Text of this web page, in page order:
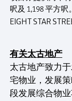
呎及 1,198 平方呎。
EIGHT STAR
有关太古地产
太古地产致力
宅物业，发展
段发展综合物